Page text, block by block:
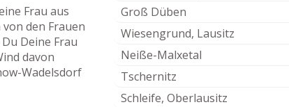
Frau aus
den Frauen
Deine Frau
davon
Wadelsdorf
Groß Düben
Wiesengrund, Lausitz
Neiße-Malxetal
Tschernitz
Schleife, Oberlausitz